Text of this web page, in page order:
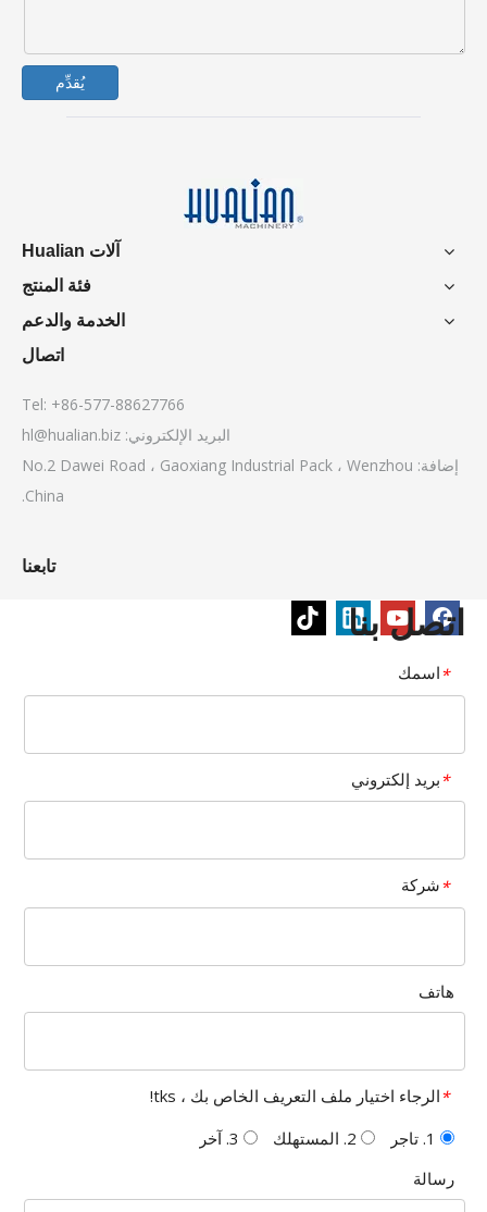
يُقدِّم
آلات Hualian
فئة المنتج
الخدمة والدعم
اتصال
Tel: +86-577-88627766
البريد الإلكتروني: hl@hualian.biz
إضافة: No.2 Dawei Road ، Gaoxiang Industrial Pack ، Wenzhou
China.
تابعنا
اتصل بنا
*اسمك
*بريد إلكتروني
*شركة
هاتف
*الرجاء اختيار ملف التعريف الخاص بك ، tks!
رسالة